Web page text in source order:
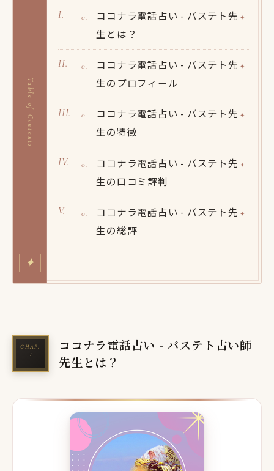
Table of Contents
✦
ココナラ電話占い - バステト先
生とは？
ココナラ電話占い - バステト先
生のプロフィール
ココナラ電話占い - バステト先
生の特徴
ココナラ電話占い - バステト先
生の口コミ評判
ココナラ電話占い - バステト先
生の総評
ココナラ電話占い - バステト占い師
先生とは？